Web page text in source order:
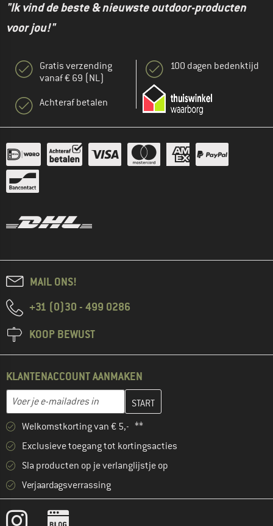
"Ik vind de beste & nieuwste outdoor-producten
voor jou!"
Gratis verzending
vanaf € 69 (NL)
Achteraf betalen
100 dagen bedenktijd
MAIL ONS!
+31 (0)30 - 499 0286
KOOP BEWUST
KLANTENACCOUNT AANMAKEN
E-mailadres
Vul je e-mailadres hier in en maak in de volgende stap je
Welkomstkorting van € 5,- **
Exclusieve toegang tot kortingsacties
Sla producten op je verlanglijstje op
Verjaardagsverrassing